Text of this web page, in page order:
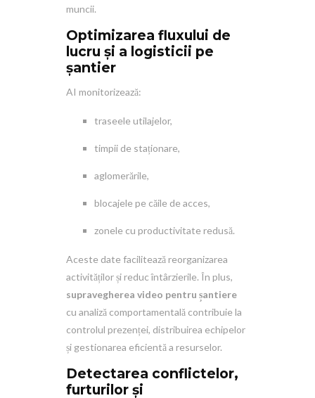
muncii.
Optimizarea fluxului de
lucru și a logisticii pe
șantier
AI monitorizează:
traseele utilajelor,
timpii de staționare,
aglomerările,
blocajele pe căile de acces,
zonele cu productivitate redusă.
Aceste date facilitează reorganizarea
activităților și reduc întârzierile. În plus,
supravegherea video pentru șantiere
cu analiză comportamentală contribuie la
controlul prezenței, distribuirea echipelor
și gestionarea eficientă a resurselor.
Detectarea conflictelor,
furturilor și